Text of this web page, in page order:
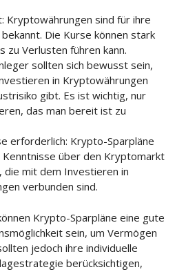
Kryptowährungen sind für ihre
Die Kurse können stark
zu Verlusten führen kann.
sollten sich bewusst sein,
in Kryptowährungen
gibt. Es ist wichtig, nur
das man bereit ist zu
erforderlich: Krypto-Sparpläne
über den Kryptomarkt
, die mit dem Investieren in
verbunden sind.
Krypto-Sparpläne eine gute
sein, um Vermögen
jedoch ihre individuelle
berücksichtigen,